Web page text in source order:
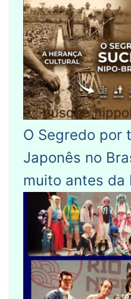
O Segredo por
Japonês no
muito antes da